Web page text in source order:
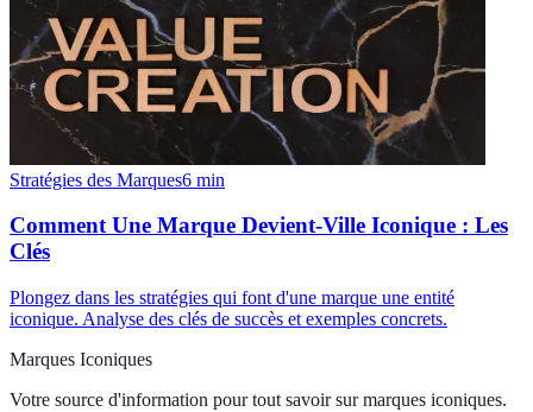
Stratégies des Marques6 min
Comment Une Marque Devient-Ville Iconique : Les
Clés
Plongez dans les stratégies qui font d'une marque une entité
iconique. Analyse des clés de succès et exemples concrets.
Marques Iconiques
Votre source d'information pour tout savoir sur marques iconiques.